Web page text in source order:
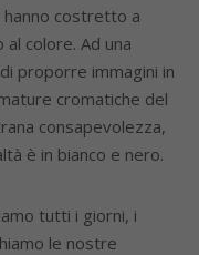
hanno costretto a
colore. Ad una
proporre immagini in
cromatiche del
consapevolezza,
è in bianco e nero.
tutti i giorni, i
le nostre